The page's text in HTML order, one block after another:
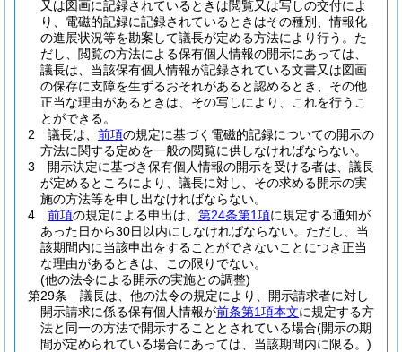
又は図画に記録されているときは閲覧又は写しの交付によ
り、電磁的記録に記録されているときはその種別、情報化
の進展状況等を勘案して議長が定める方法により行う。 た
だし、閲覧の方法による保有個人情報の開示にあっては、
議長は、当該保有個人情報が記録されている文書又は図画
の保存に支障を生ずるおそれがあると認めるとき、その他
正当な理由があるときは、その写しにより、これを行うこ
とができる。
2
議長は、 前項の規定に基づく電磁的記録についての開示の
方法に関する定めを一般の閲覧に供しなければならない。
3
開示決定に基づき保有個人情報の開示を受ける者は、議長
が定めるところにより、議長に対し、その求める開示の実
施の方法等を申し出なければならない。
4
前項の規定による申出は、 第24条第1項に規定する通知が
あった日から30日以内にしなければならない。 ただし、当
該期間内に当該申出をすることができないことにつき正当
な理由があるときは、この限りでない。
(他の法令による開示の実施との調整)
第29条
議長は、他の法令の規定により、開示請求者に対し
開示請求に係る保有個人情報が前条第1項本文に規定する方
法と同一の方法で開示することとされている場合(開示の期
間が定められている場合にあっては、当該期間内に限る。)